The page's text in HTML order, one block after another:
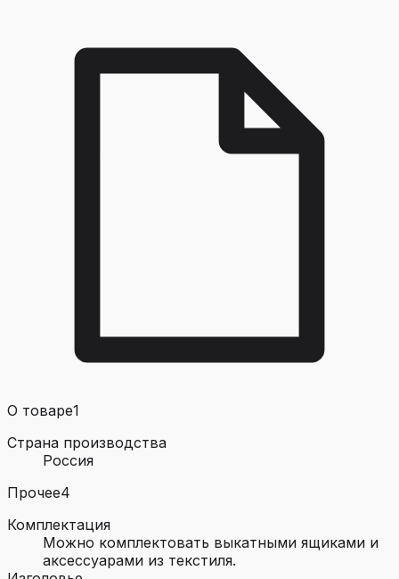
О товаре1
Страна производства
Россия
Прочее4
Комплектация
Можно комплектовать выкатными ящиками и
аксессуарами из текстиля.